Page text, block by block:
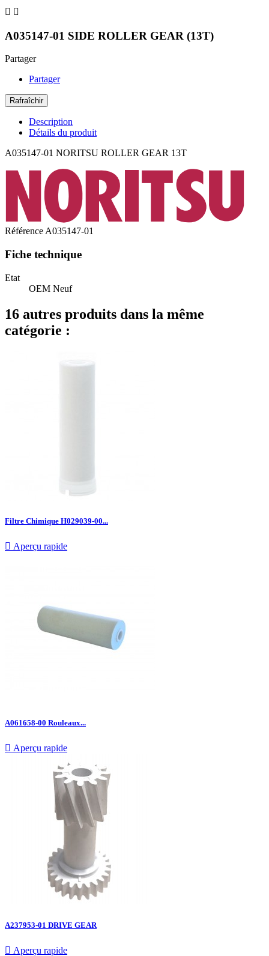
 
A035147-01 SIDE ROLLER GEAR (13T)
Partager
Partager
Description
Détails du produit
A035147-01 NORITSU ROLLER GEAR 13T
RéférenceA035147-01
Fiche technique
Etat
OEM Neuf
16 autres produits dans la même
catégorie :
Filtre Chimique H029039-00...
 Aperçu rapide
A061658-00 Rouleaux...
 Aperçu rapide
A237953-01 DRIVE GEAR
 Aperçu rapide